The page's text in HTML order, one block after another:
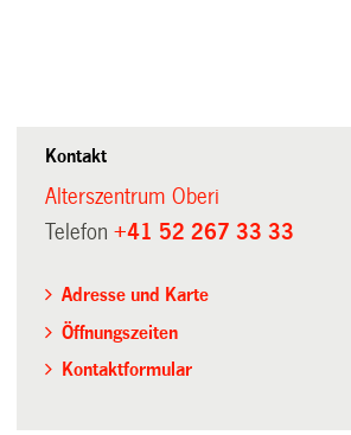
Kontakt
Alterszentrum Oberi
Telefon+41 52 267 33 33
Adresse und Karte
Öffnungszeiten
Kontaktformular